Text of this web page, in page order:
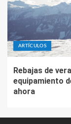
ARTÍCULOS
Rebajas de
equipamiento
ahora